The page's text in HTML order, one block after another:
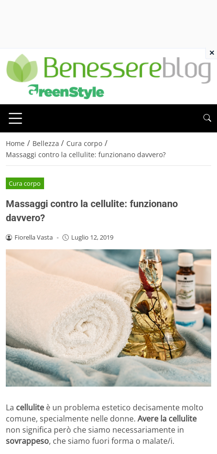
Home / Bellezza / Cura corpo /
Massaggi contro la cellulite: funzionano davvero?
Cura corpo
Massaggi contro la cellulite: funzionano
davvero?
Fiorella Vasta - Luglio 12, 2019
La cellulite è un problema estetico decisamente molto
comune, specialmente nelle donne. Avere la cellulite
non significa però che siamo necessariamente in
sovrappeso, che siamo fuori forma o malate/i.
×